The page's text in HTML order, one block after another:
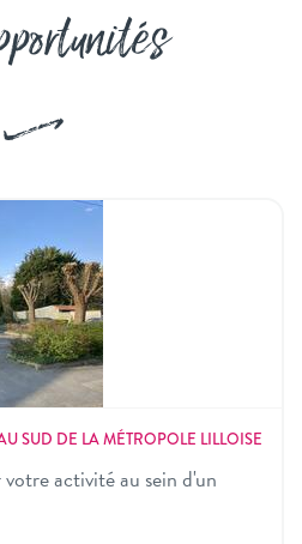
SUD DE LA MÉTROPOLE LILLOISE
activité au sein d'un